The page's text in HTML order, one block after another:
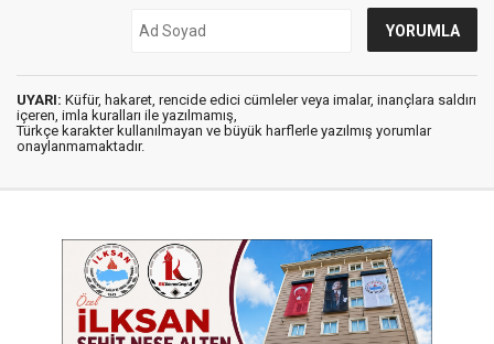
UYARI: Küfür, hakaret, rencide edici cümleler veya imalar, inançlara saldırı
içeren, imla kuralları ile yazılmamış,
Türkçe karakter kullanılmayan ve büyük harflerle yazılmış yorumlar
onaylanmamaktadır.